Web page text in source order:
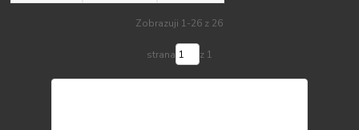
Zobrazuji 1-26 z 26
strana z 1